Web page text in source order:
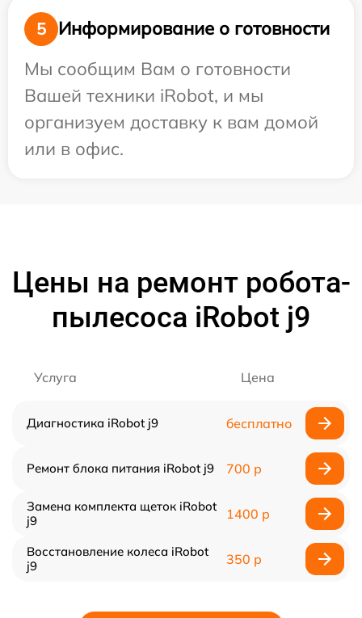
5
Информирование о готовности
Мы сообщим Вам о готовности
Вашей техники iRobot, и мы
организуем доставку к вам домой
или в офис.
Цены на ремонт робота-
пылесоса iRobot j9
Услуга Цена
Диагностика iRobot j9 бесплатно
Ремонт блока питания iRobot j9 700 р
Замена комплекта щеток iRobot
j9
1400 р
Восстановление колеса iRobot
j9
350 р